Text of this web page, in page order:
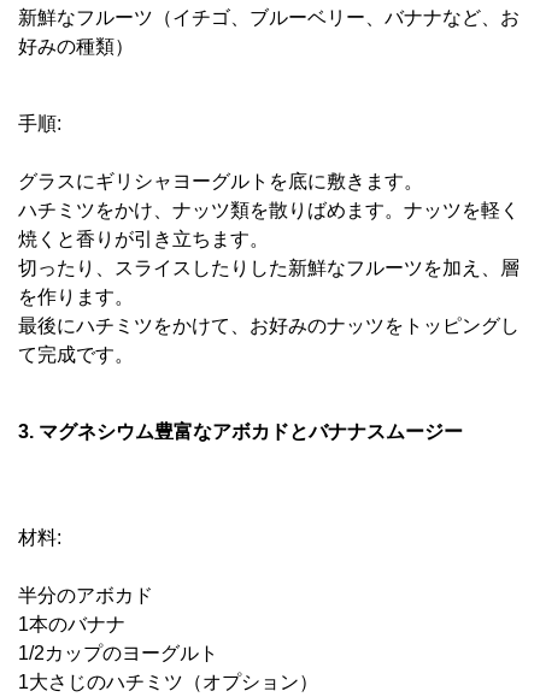
新鮮なフルーツ（イチゴ、ブルーベリー、バナナなど、お
好みの種類）
手順:
グラスにギリシャヨーグルトを底に敷きます。
ハチミツをかけ、ナッツ類を散りばめます。ナッツを軽く
焼くと香りが引き立ちます。
切ったり、スライスしたりした新鮮なフルーツを加え、層
を作ります。
最後にハチミツをかけて、お好みのナッツをトッピングし
て完成です。
3. マグネシウム豊富なアボカドとバナナスムージー
材料:
半分のアボカド
1本のバナナ
1/2カップのヨーグルト
1大さじのハチミツ（オプション）